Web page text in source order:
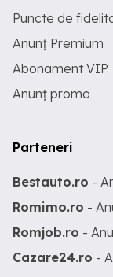
Puncte de
Anunț Premium
Abonament VIP
Anunț promo
Parteneri
Bestauto.ro -
Romimo.ro -
Romjob.ro -
Cazare24.ro -